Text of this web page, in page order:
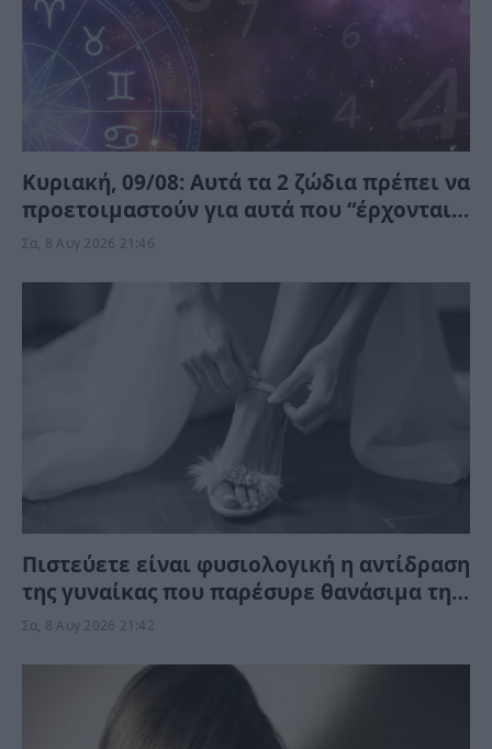
Κυριακή, 09/08: Αυτά τα 2 ζώδια πρέπει να
προετοιμαστούν για αυτά που “έρχονται”
– Ποιοι κερδίζουν;
Σα, 8 Αυγ 2026 21:46
Πιστεύετε είναι φυσιολογική η αντίδραση
της γυναίκας που παρέσυρε θανάσιμα τη
34χρονη νύφη; «Θέλω τον πατέρα μου…»
Σα, 8 Αυγ 2026 21:42